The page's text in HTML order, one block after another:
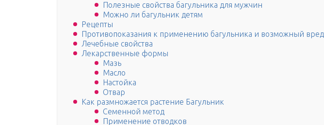
Полезные свойства багульника для мужчин
Можно ли багульник детям
Рецепты
Противопоказания к применению багульника и возможный вред
Лечебные свойства
Лекарственные формы
Мазь
Масло
Настойка
Отвар
Как размножается растение Багульник
Семенной метод
Применение отводков